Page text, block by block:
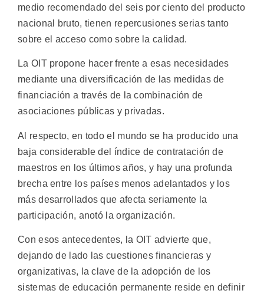
medio recomendado del seis por ciento del producto
nacional bruto, tienen repercusiones serias tanto
sobre el acceso como sobre la calidad.
La OIT propone hacer frente a esas necesidades
mediante una diversificación de las medidas de
financiación a través de la combinación de
asociaciones públicas y privadas.
Al respecto, en todo el mundo se ha producido una
baja considerable del índice de contratación de
maestros en los últimos años, y hay una profunda
brecha entre los países menos adelantados y los
más desarrollados que afecta seriamente la
participación, anotó la organización.
Con esos antecedentes, la OIT advierte que,
dejando de lado las cuestiones financieras y
organizativas, la clave de la adopción de los
sistemas de educación permanente reside en definir